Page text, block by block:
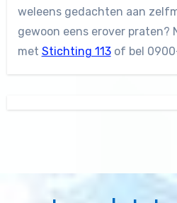
weleens gedachten aan
gewoon eens erover praten?
met Stichting 113of bel